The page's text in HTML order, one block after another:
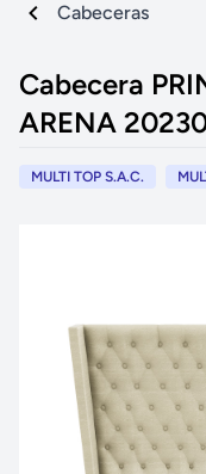
Cabeceras
Cabecera
ARENA
MULTI TOP S.A.C.